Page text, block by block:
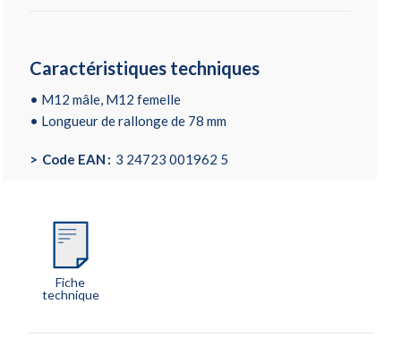
Caractéristiques techniques
• M12 mâle, M12 femelle
• Longueur de rallonge de 78 mm
Code EAN 3 24723 001962 5
Fiche
technique